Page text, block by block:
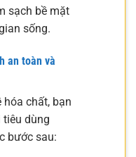
sạch bề mặt
sống.
an toàn và
chất, bạn
dùng
bước sau: